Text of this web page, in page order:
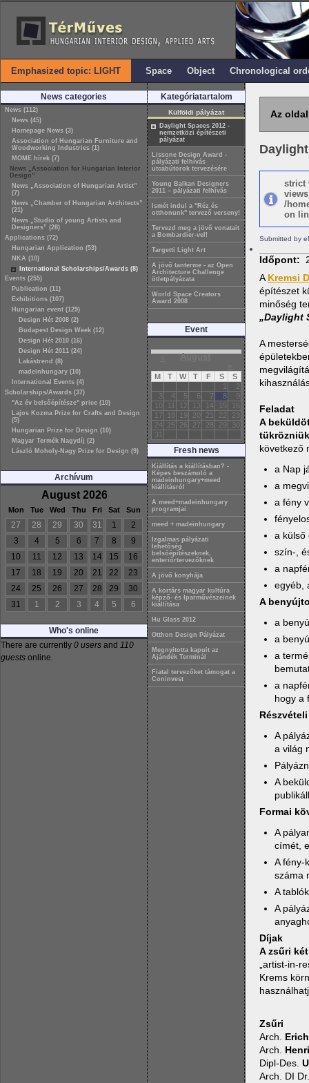
Emphasized topic: LIGHT Space Object Chronological
News categories
News (112)
News (45)
Homepage News (3)
Association of Hungarian Furniture and
Woodworking Industries (1)
MOME hírek (7)
News „Association for Hungarian Interior
Design”
News „Association of Hungarian Artist”
(7)
News „Chamber of Hungarian Architects”
(21)
News „Studio of young Artists and
Designers” (28)
Applications (72)
Hungarian Application (53)
NKA (10)
International Scholarships/Awards (8)
Events (255)
Publication (11)
Exhibitions (107)
Hungarian event (129)
Design Hét 2008 (2)
Budapest Design Week (12)
Design Hét 2010 (16)
Design Hét 2011 (24)
Lakástrend (8)
madeinhungary (10)
International Events (4)
Scholarships/Awards (37)
"Az év belsőépítésze" price (10)
Lajos Kozma Prize for Crafts and Design
(5)
Hungarian Prize for Design (10)
Magyar Termék Nagydíj (2)
László Moholy-Nagy Prize for Design (9)
Archívum
August 2026
Mon Tue Wed Thu Fri Sat Sun
27 28 29 30 31 1
2
3
4 5 6 7 8
9
10
11 12 13 14 15
16
17
18 19 20 21 22
23
24
25 26 27 28 29
30
31
1 2 3 4 5 6
Who's online
There are currently 0 users and 110
guests online.
Kategóriatartalom
Külföldi pályázat
Daylight Spaces 2012 -
nemzetközi építészeti
pályázat
Lissone Design Award -
pályázati felhívás
utcabútorok tervezésére
Young Balkan Designers
2011 – pályázati felhívás
Ismét indul a "Réz és
otthonunk" tervező verseny!
Tervezd meg a jövő vonatait
a Bombardier-vel!
Targetti Light Art
A jövő tanterme - az Open
Architecture Challenge
ötletpályázata
World Space Creators
Award 2008
Event
« August
M T W T F S
S
1
2
3
4 5 6 7 8
9
10
11 12 13 14 15
16
17
18 19 20 21 22
23
24
25 26 27 28 29
30
31
Fresh news
Kiállítás a kiállításban? -
Képes beszámoló a
madeinhungary+meed
kiállításról
A meed+madeinhungary
programjai
meed + madeinhungary
Izgalmas pályázati
lehetőség
belsőépítészeknek,
enteriőrtervezőknek
A jövő konyhája
A kortárs magyar kultúra
képző- és Iparművészeinek
kiállítása
Hu Glass 2012
Otthon Design Pályázat
Megnyitotta kapuit az
Ajándék Terminál
Fiatal tervezőket támogat a
Coninvest
Az
strict
/
on
Submitted by
Időpont:
A Kremsi
építészet
minőség
„Daylight
A
Feladat
A
következő
a Nap
a
a fény
a külső
szín-,
a
egyéb,
A
a
a
a
a
hogy a
A
a világ
A
Formai
A
címét,
A fény-
száma
A
A
Díjak
A zsűri
„artist-in-
Krems
Zsűri
Arch.
Arch.
Dipl-Des.
Arch. DI